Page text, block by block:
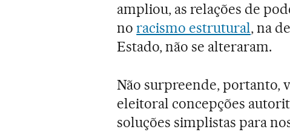
ampliou, as relações de
noracismo estrutural, na
Estado, não se alteraram.
Não surpreende, portanto,
eleitoral concepções
soluções simplistas para